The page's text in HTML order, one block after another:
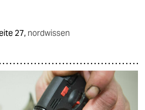
27, nordwissen